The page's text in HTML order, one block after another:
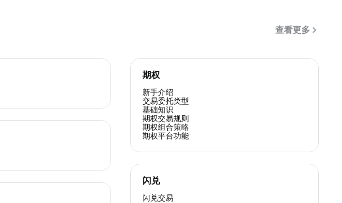
查看更多
期权
新手介绍
交易委托类型
基础知识
期权交易规则
期权组合策略
期权平台功能
闪兑
闪兑交易